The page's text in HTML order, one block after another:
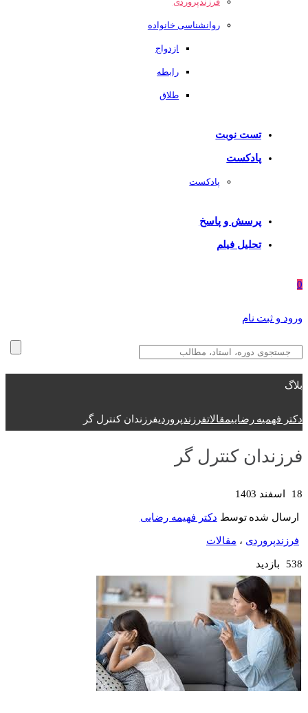
روانشناسی خانواده
ازدواج
رابطه
طلاق
تست نوبت
پادکست
پادکست
پرسش و پاسخ
تحلیل فیلم
0
ورود و ثبت نام
بلاگ
دکتر فهمیه رضاییمقالاتفرزندپروردیفرزندان کنترل گر
فرزندان کنترل گر
18 اسفند 1403
ارسال شده توسط دکتر فهیمه رضایی
فرزندپروردی ، مقالات
538 بازدید